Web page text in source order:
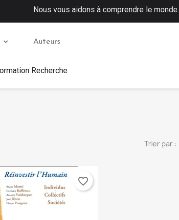
Nous vous aidons à comprendre le monde.
Auteurs
Recherche
Trier par :
favorite_border